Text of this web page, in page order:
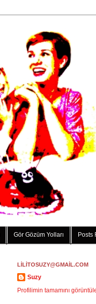
Gör Gözüm Yolları Posts
LİLİTOSUZY@GMAİL.COM
Suzy
Profilimin tamamını